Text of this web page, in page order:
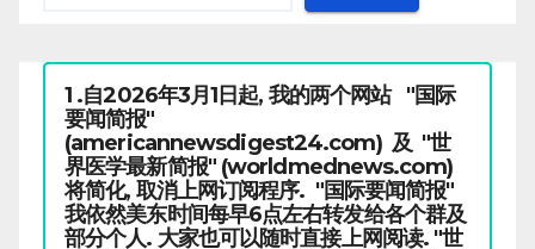
1 .自2026年3月1日起, 我的两个网站 "国际
要闻简报"
(americannewsdigest24.com) 及 "世
界医学最新简报" (worldmednews.com)
将简化, 取消上网订阅程序. "国际要闻简报"
我依然美东时间每早6点左右转发给各个群及
部分个人. 大家也可以随时直接上网阅读. "世